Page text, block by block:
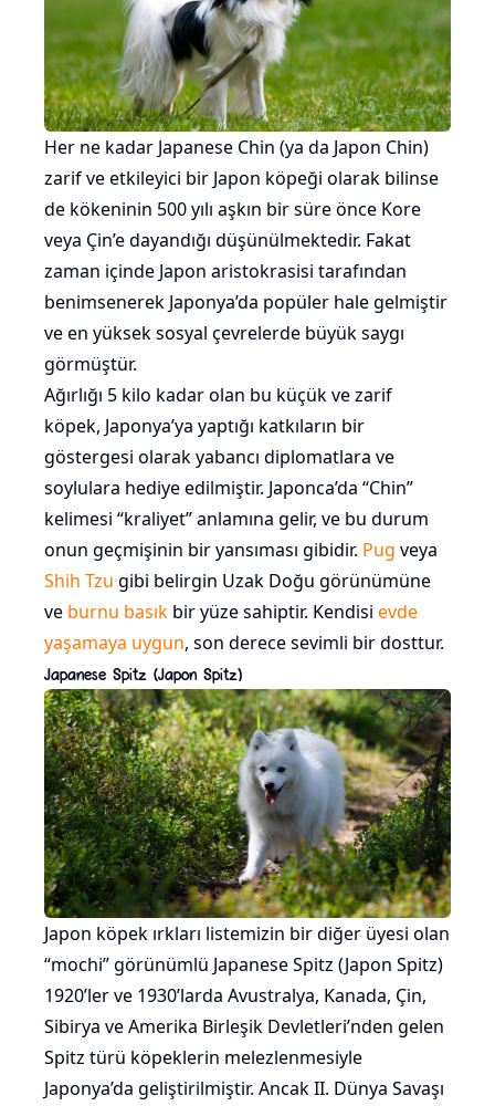
Her ne kadar Japanese Chin (ya da Japon Chin)
zarif ve etkileyici bir Japon köpeği olarak bilinse
de kökeninin 500 yılı aşkın bir süre önce Kore
veya Çin’e dayandığı düşünülmektedir. Fakat
zaman içinde Japon aristokrasisi tarafından
benimsenerek Japonya’da popüler hale gelmiştir
ve en yüksek sosyal çevrelerde büyük saygı
görmüştür.
Ağırlığı 5 kilo kadar olan bu küçük ve zarif
köpek, Japonya’ya yaptığı katkıların bir
göstergesi olarak yabancı diplomatlara ve
soylulara hediye edilmiştir. Japonca’da “Chin”
kelimesi “kraliyet” anlamına gelir, ve bu durum
onun geçmişinin bir yansıması gibidir. Pug veya
Shih Tzu gibi belirgin Uzak Doğu görünümüne
ve burnu basık bir yüze sahiptir. Kendisi evde
yaşamaya uygun, son derece sevimli bir dosttur.
Japanese Spitz (Japon Spitz)
Japon köpek ırkları listemizin bir diğer üyesi olan
“mochi” görünümlü Japanese Spitz (Japon Spitz)
1920’ler ve 1930’larda Avustralya, Kanada, Çin,
Sibirya ve Amerika Birleşik Devletleri’nden gelen
Spitz türü köpeklerin melezlenmesiyle
Japonya’da geliştirilmiştir. Ancak II. Dünya Savaşı